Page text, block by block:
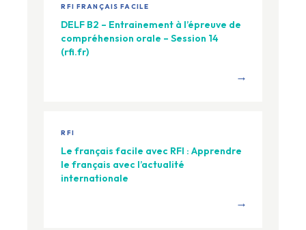
RFI FRANÇAIS FACILE
DELF B2 – Entrainement à l’épreuve de
compréhension orale – Session 14
(rfi.fr)
→
RFI
Le français facile avec RFI : Apprendre
le français avec l’actualité
internationale
→